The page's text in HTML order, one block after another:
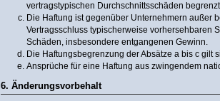
vertragstypischen Durchschnittsschäden
Die Haftung ist gegenüber Unternehmern außer
Vertragsschluss typischerweise vorhersehbaren
Schäden, insbesondere entgangenen Gewinn.
Die Haftungsbegrenzung der Absätze a bis c
Ansprüche für eine Haftung aus zwingendem
6. Änderungsvorbehalt